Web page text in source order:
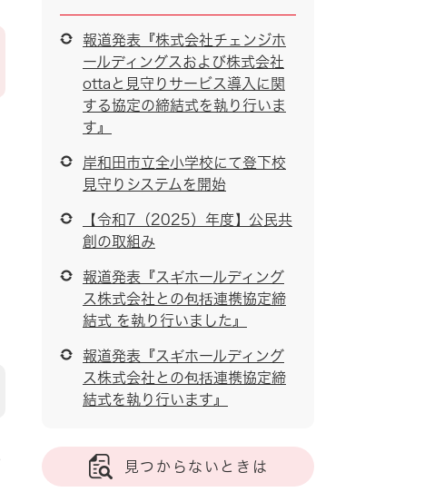
報道発表『株式会社チェンジホ
ールディングスおよび株式会社
ottaと見守りサービス導入に関
する協定の締結式を執り行いま
す』
岸和田市立全小学校にて登下校
見守りシステムを開始
【令和7（2025）年度】公民共
創の取組み
報道発表『スギホールディング
ス株式会社との包括連携協定締
結式 を執り行いました』
報道発表『スギホールディング
ス株式会社との包括連携協定締
結式を執り行います』
見つからないときは